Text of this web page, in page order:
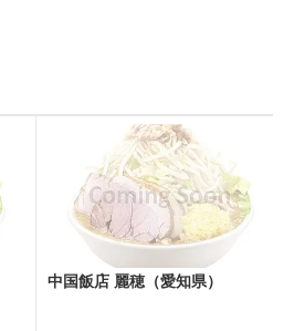
中国飯店 麗穂（愛知県）